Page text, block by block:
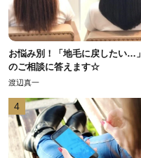
お悩み別！「地毛に戻したい…」
のご相談に答えます☆
渡辺真一
4